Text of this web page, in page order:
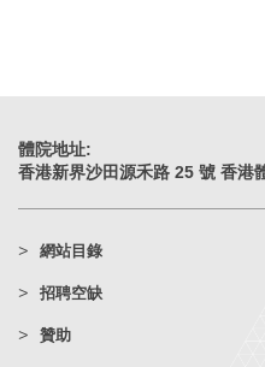
體院地址:
香港新界沙田源禾路 25 號 香港
網站目錄
招聘空缺
贊助